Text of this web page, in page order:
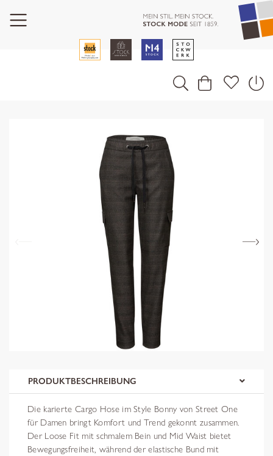
PRODUKTBESCHREIBUNG
Die karierte Cargo Hose im Style Bonny von Street One
für Damen bringt Komfort und Trend gekonnt zusammen.
Der Loose Fit mit schmalem Bein und Mid Waist bietet
Bewegungsfreiheit, während der elastische Bund mit